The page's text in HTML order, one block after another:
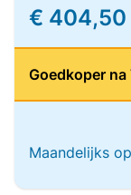
€ 404,50
Goedkoper
Maandelijks